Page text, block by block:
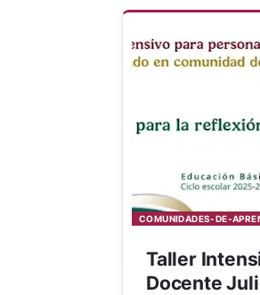
COMUNIDADES-DE-
Taller
Docente